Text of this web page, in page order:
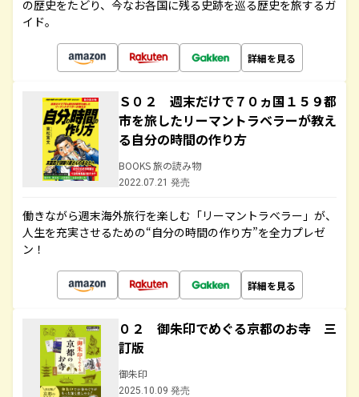
の歴史をたどり、今なお各国に残る史跡を巡る歴史を旅するガ
イド。
詳細を見る
Ｓ０２ 週末だけで７０ヵ国１５９都
市を旅したリーマントラベラーが教え
る自分の時間の作り方
BOOKS 旅の読み物
2022.07.21 発売
働きながら週末海外旅行を楽しむ「リーマントラベラー」が、
人生を充実させるための“自分の時間の作り方”を全力プレゼ
ン！
詳細を見る
０２ 御朱印でめぐる京都のお寺 三
訂版
御朱印
2025.10.09 発売